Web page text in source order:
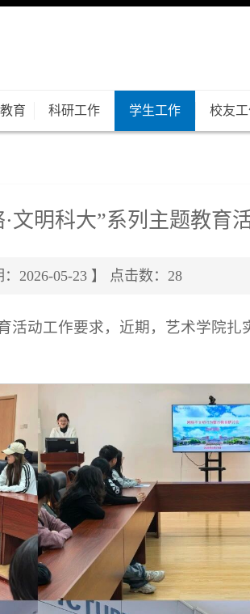
育 科研工作 学生工作 校友
文明科大”系列主题教育
2026-05-23 】 点击数： 28
活动工作要求，近期，艺术学院